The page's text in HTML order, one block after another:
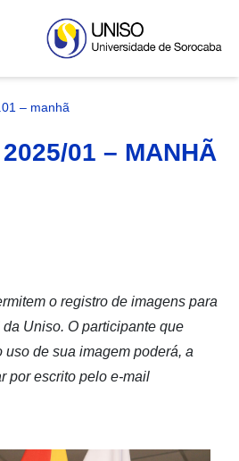
– manhã
01 – MANHÃ
o registro de imagens para
Uniso. O participante que
de sua imagem poderá, a
por escrito pelo e-mail